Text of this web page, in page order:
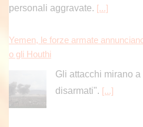
personali aggravate. [...]
Yemen, le forze armate
o gli Houthi
Gli attacchi mirano
disarmati". [...]